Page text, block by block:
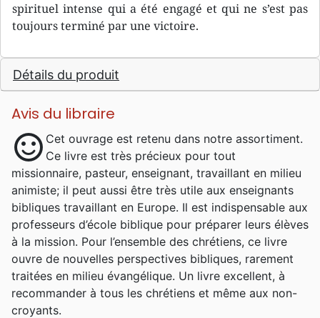
spirituel intense qui a été engagé et qui ne s’est pas
toujours terminé par une victoire.
Détails du produit
Avis du libraire
sentiment_satisfied Cet ouvrage est retenu dans notre assortiment.
Ce livre est très précieux pour tout
missionnaire, pasteur, enseignant, travaillant en milieu
animiste; il peut aussi être très utile aux enseignants
bibliques travaillant en Europe. Il est indispensable aux
professeurs d’école biblique pour préparer leurs élèves
à la mission. Pour l’ensemble des chrétiens, ce livre
ouvre de nouvelles perspectives bibliques, rarement
traitées en milieu évangélique. Un livre excellent, à
recommander à tous les chrétiens et même aux non-
croyants.